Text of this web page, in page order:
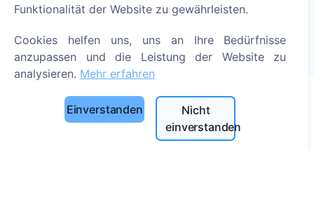
Mehr erfahren
Gepflanzte Bäume
1394
Informationen
Funktionalität der Website zu gewährleisten.
Cookies helfen uns, uns an Ihre Bedürfnisse
anzupassen und die Leistung der Website zu
analysieren. Mehr erfahren
Einverstanden
Nicht
einverstanden